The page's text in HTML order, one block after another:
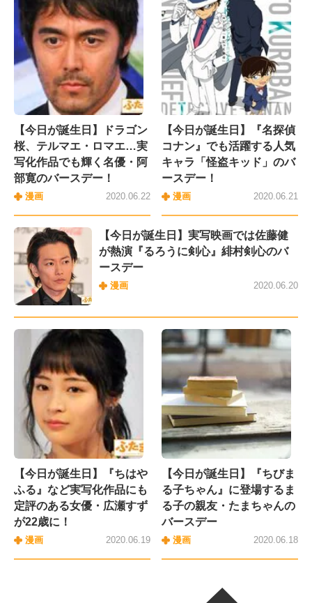
【今日が誕生日】ドラゴン
桜、テルマエ・ロマエ…実
写化作品でも輝く名優・阿
部寛のバースデー！
漫画 2020.06.22
【今日が誕生日】『名探偵
コナン』でも活躍する人気
キャラ「怪盗キッド」のバ
ースデー！
漫画 2020.06.21
【今日が誕生日】実写映画では佐藤健
が熱演『るろうに剣心』緋村剣心のバ
ースデー
漫画 2020.06.20
【今日が誕生日】『ちはや
ふる』など実写化作品にも
定評のある女優・広瀬すず
が22歳に！
漫画 2020.06.19
【今日が誕生日】『ちびま
る子ちゃん』に登場するま
る子の親友・たまちゃんの
バースデー
漫画 2020.06.18